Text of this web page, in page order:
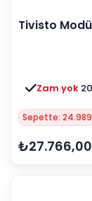
Tivisto
Zam yok
Sepette:
₺27.766,00